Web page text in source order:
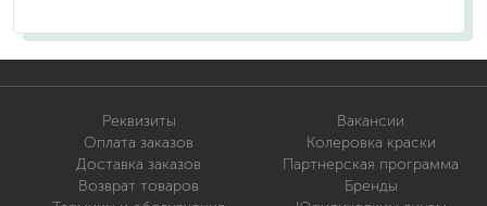
Реквизиты
Оплата заказов
Доставка заказов
Возврат товаров
Вакансии
Колеровка краски
Партнерская программа
Бренды